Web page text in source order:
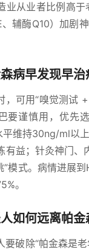
业从业者比例高
、辅酶Q10）加
病早发现早
，可用“嗅觉测试
要谨慎用，优先
平维持30ng/ml以
有益；针灸神门、
”模式。病情进展
。
如何远离帕
要破除“帕金森是